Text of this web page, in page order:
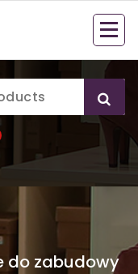
do zabudowy